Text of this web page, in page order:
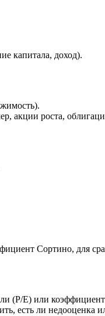
капитала, доход).
акции роста,
Сортино, для
(P/E) или
есть ли недооценка